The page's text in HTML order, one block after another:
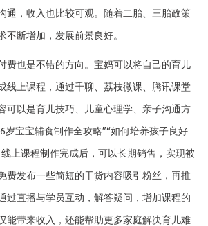
通，收入也比较可观。随着二胎、三胎政策
不断增加，发展前景良好。
费也是不错的方向。宝妈可以将自己的育儿
线上课程，通过千聊、荔枝微课、腾讯课堂
可以是育儿技巧、儿童心理学、亲子沟通方
岁宝宝辅食制作全攻略”“如何培养孩子良好
上课程制作完成后，可以长期销售，实现被
费发布一些简短的干货内容吸引粉丝，再推
过直播与学员互动，解答疑问，增加课程的
能带来收入，还能帮助更多家庭解决育儿难